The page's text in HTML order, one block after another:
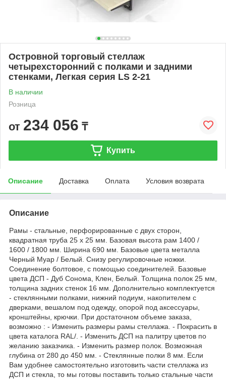
Островной торговый стеллаж
четырехсторонний с полками и задними
стенками, Легкая серия LS 2-21
В наличии
Розница
от 234 056 ₸
Купить
Описание Доставка Оплата Условия возврата
Описание
Рамы - стальные, перфорированные с двух сторон,
квадратная труба 25 х 25 мм. Базовая высота рам 1400 /
1600 / 1800 мм. Ширина 690 мм. Базовые цвета металла
Черный Муар / Белый. Снизу регулировочные ножки.
Соединение болтовое, с помощью соединителей. Базовые
цвета ДСП - Дуб Сонома, Клен, Белый. Толщина полок 25 мм,
толщина задних стенок 16 мм. Дополнительно комплектуется
- стеклянными полками, нижний подиум, накопителем с
дверками, вешалом под одежду, опорой под аксессуары,
кронштейны, крючки. При достаточном объеме заказа,
возможно : - Изменить размеры рамы стеллажа. - Покрасить в
цвета каталога RAL/. - Изменить ДСП на палитру цветов по
желанию заказчика. - Изменить размер полок. Возможная
глубина от 280 до 450 мм. - Стеклянные полки 8 мм. Если
Вам удобнее самостоятельно изготовить части стеллажа из
ДСП и стекла, то мы готовы поставить только стальные части